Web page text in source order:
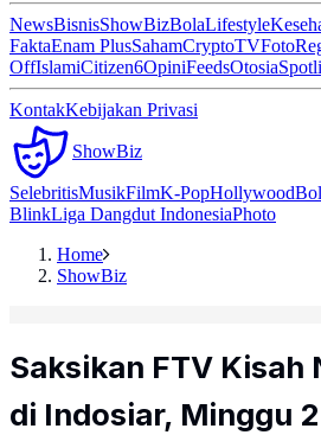
NewsBisnisShowBizBolaLifestyle
FaktaEnam PlusSahamCryptoTVFoto
OffIslamiCitizen6OpiniFeedsOtosia
KontakKebijakan Privasi
ShowBiz
SelebritisMusikFilmK-PopHollywood
BlinkLiga Dangdut IndonesiaPhoto
Home
ShowBiz
Saksikan FTV Kisah
di Indosiar, Minggu